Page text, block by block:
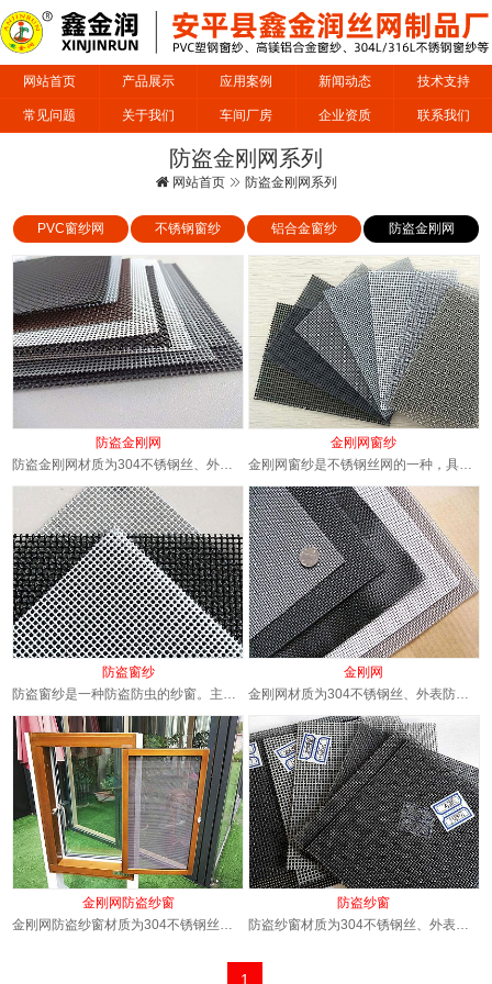
网站首页 产品展示 应用案例 新闻动态 技术支持
常见问题 关于我们 车间厂房 企业资质 联系我们
防盗金刚网系列
网站首页 防盗金刚网系列
PVC窗纱网 不锈钢窗纱 铝合金窗纱 防盗金刚网
防盗金刚网
金刚网窗纱
防盗窗纱
防盗窗纱是一种防盗防虫的纱窗。主要用不锈钢丝316材质304材质编织。具有一般不锈钢网的特...
金刚网
金刚网材质为304不锈钢丝、外表防护采取静电喷涂处理，304不锈钢网具有很高的防锈，防破坏...
金刚网防盗纱窗
防盗纱窗
1